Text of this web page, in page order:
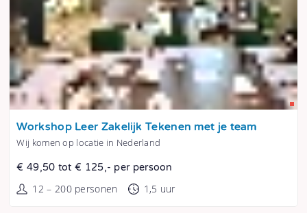
Tonen
Workshop Leer Zakelijk Tekenen met je team
Wij komen op locatie in Nederland
€ 49,50 tot € 125,- per persoon
12 – 200 personen 1,5 uur